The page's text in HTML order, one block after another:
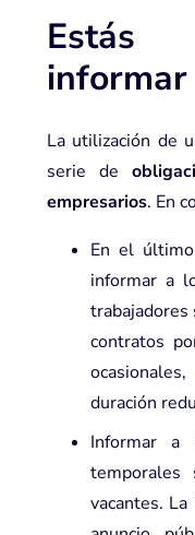
informar
La utilización de
serie de
empresarios. En
En el
informar a
trabajadores
contratos
duración
Informar a
vacantes.